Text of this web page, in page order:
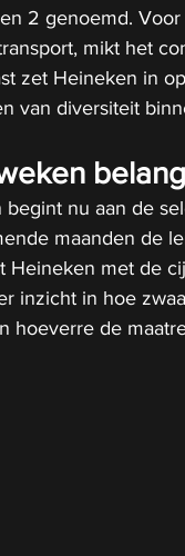
2 genoemd.
mikt het
zet Heineken in
van diversiteit
begint nu aan de
maanden de
Heineken met de
inzicht in hoe
hoeverre de